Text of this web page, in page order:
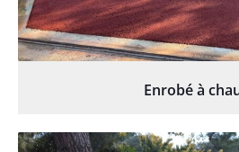
Enrobé à